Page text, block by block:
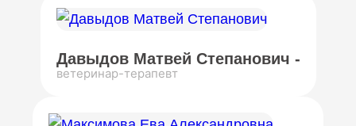
Давыдов Матвей Степанович -
ветеринар-терапевт